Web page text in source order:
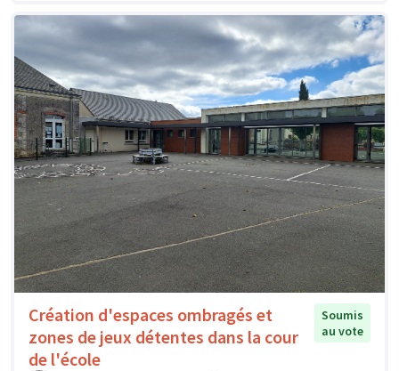
Création d'espaces ombragés et
zones de jeux détentes dans la cour
de l'école
Soumis
au vote